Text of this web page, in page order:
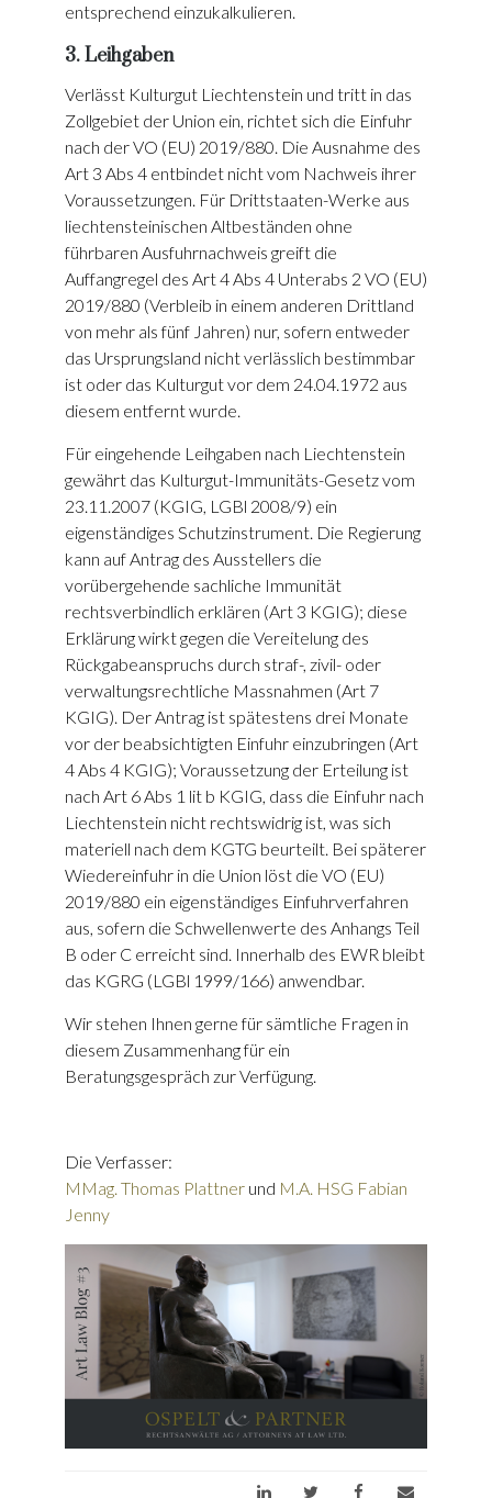
entsprechend einzukalkulieren.
3. Leihgaben
Verlässt Kulturgut Liechtenstein und tritt in das
Zollgebiet der Union ein, richtet sich die Einfuhr
nach der VO (EU) 2019/880. Die Ausnahme des
Art 3 Abs 4 entbindet nicht vom Nachweis ihrer
Voraussetzungen. Für Drittstaaten-Werke aus
liechtensteinischen Altbeständen ohne
führbaren Ausfuhrnachweis greift die
Auffangregel des Art 4 Abs 4 Unterabs 2 VO (EU)
2019/880 (Verbleib in einem anderen Drittland
von mehr als fünf Jahren) nur, sofern entweder
das Ursprungsland nicht verlässlich bestimmbar
ist oder das Kulturgut vor dem 24.04.1972 aus
diesem entfernt wurde.
Für eingehende Leihgaben nach Liechtenstein
gewährt das Kulturgut-Immunitäts-Gesetz vom
23.11.2007 (KGIG, LGBl 2008/9) ein
eigenständiges Schutzinstrument. Die Regierung
kann auf Antrag des Ausstellers die
vorübergehende sachliche Immunität
rechtsverbindlich erklären (Art 3 KGIG); diese
Erklärung wirkt gegen die Vereitelung des
Rückgabeanspruchs durch straf-, zivil- oder
verwaltungsrechtliche Massnahmen (Art 7
KGIG). Der Antrag ist spätestens drei Monate
vor der beabsichtigten Einfuhr einzubringen (Art
4 Abs 4 KGIG); Voraussetzung der Erteilung ist
nach Art 6 Abs 1 lit b KGIG, dass die Einfuhr nach
Liechtenstein nicht rechtswidrig ist, was sich
materiell nach dem KGTG beurteilt. Bei späterer
Wiedereinfuhr in die Union löst die VO (EU)
2019/880 ein eigenständiges Einfuhrverfahren
aus, sofern die Schwellenwerte des Anhangs Teil
B oder C erreicht sind. Innerhalb des EWR bleibt
das KGRG (LGBl 1999/166) anwendbar.
Wir stehen Ihnen gerne für sämtliche Fragen in
diesem Zusammenhang für ein
Beratungsgespräch zur Verfügung.
Die Verfasser:
MMag. Thomas Plattner und M.A. HSG Fabian
Jenny